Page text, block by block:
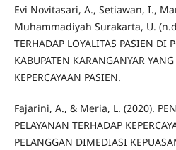
Evi Novitasari, A., Setiawan, I.,
Muhammadiyah Surakarta, U.
TERHADAP LOYALITAS PASIEN DI
KABUPATEN KARANGANYAR
KEPERCAYAAN PASIEN.
Fajarini, A., & Meria, L. (2020).
PELAYANAN TERHADAP
PELANGGAN DIMEDIASI